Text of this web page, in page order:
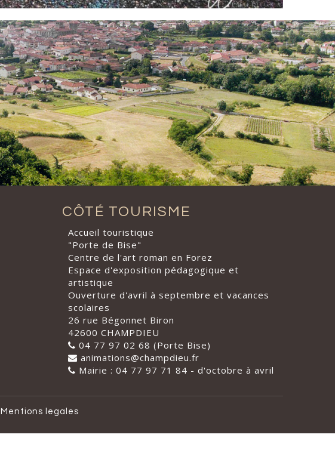
CÔTÉ TOURISME
Accueil touristique
"Porte de Bise"
Centre de l'art roman en Forez
Espace d'exposition pédagogique et
artistique
Ouverture d'avril à septembre et vacances
scolaires
26 rue Bégonnet Biron
42600 CHAMPDIEU
04 77 97 02 68 (Porte Bise)
animations@champdieu.fr
Mairie : 04 77 97 71 84 - d'octobre à avril
Mentions legales